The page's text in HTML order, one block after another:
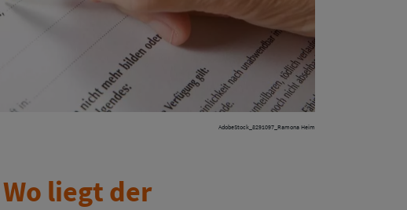
AdobeStock_8291097_Ramona Heim
liegt der